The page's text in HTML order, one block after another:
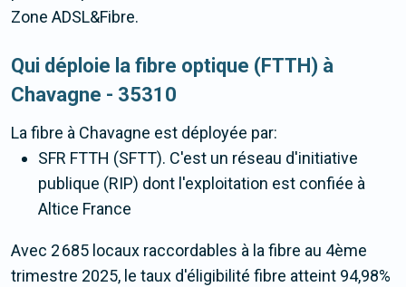
Zone ADSL&Fibre.
Qui déploie la fibre optique (FTTH) à
Chavagne - 35310
La fibre à Chavagne est déployée par:
SFR FTTH (SFTT). C'est un réseau d'initiative
publique (RIP) dont l'exploitation est confiée à
Altice France
Avec 2 685 locaux raccordables à la fibre au 4ème
trimestre 2025, le taux d'éligibilité fibre atteint 94,98%